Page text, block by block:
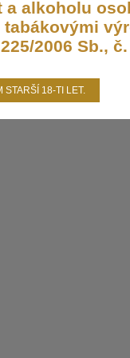
alkoholu
2006 Sb., č.
STARŠÍ 18-TI LET.